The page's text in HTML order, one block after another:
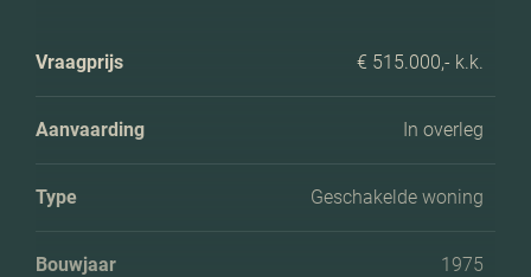
Vraagprijs € 515.000,- k.k.
Aanvaarding In overleg
Type Geschakelde woning
Bouwjaar 1975